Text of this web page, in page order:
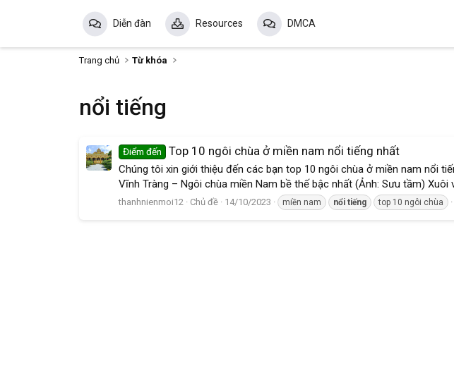
Diễn đàn Resources DMCA
Trang chủ Từ khóa
nổi tiếng
Điểm đến Top 10 ngôi chùa ở miền nam nổi tiếng nhất
Chúng tôi xin giới thiệu đến các bạn top 10 ngôi chùa ở miền nam nổi
Vĩnh Tràng – Ngôi chùa miền Nam bề thế bậc nhất (Ảnh: Sưu tầm)
thanhnienmoi12 Chủ đề 14/10/2023 miền nam nổi tiếng top 10 ngôi chùa